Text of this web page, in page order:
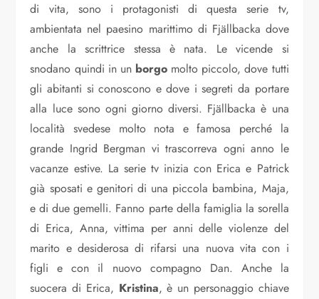
di vita, sono i protagonisti di questa serie tv,
ambientata nel paesino marittimo di Fjällbacka dove
anche la scrittrice stessa è nata. Le vicende si
snodano quindi in un borgo molto piccolo, dove tutti
gli abitanti si conoscono e dove i segreti da portare
alla luce sono ogni giorno diversi. Fjällbacka è una
località svedese molto nota e famosa perché la
grande Ingrid Bergman vi trascorreva ogni anno le
vacanze estive. La serie tv inizia con Erica e Patrick
già sposati e genitori di una piccola bambina, Maja,
e di due gemelli. Fanno parte della famiglia la sorella
di Erica, Anna, vittima per anni delle violenze del
marito e desiderosa di rifarsi una nuova vita con i
figli e con il nuovo compagno Dan. Anche la
suocera di Erica, Kristina, è un personaggio chiave